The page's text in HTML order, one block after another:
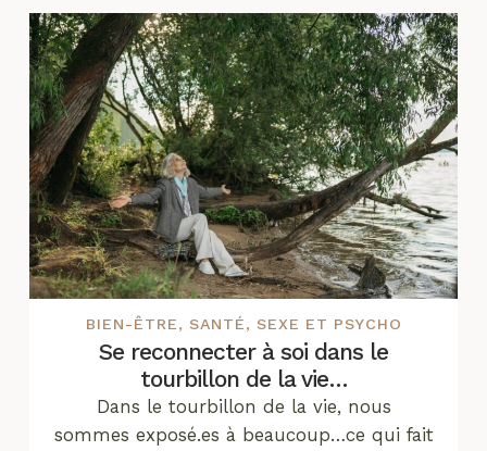
BIEN-ÊTRE, SANTÉ, SEXE ET PSYCHO
Se reconnecter à soi dans le
tourbillon de la vie…
Dans le tourbillon de la vie, nous
sommes exposé.es à beaucoup…ce qui fait